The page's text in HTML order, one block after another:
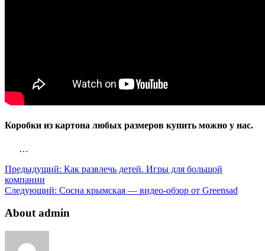
Коробки из картона любых размеров купить можно у нас.
…
Предыдущий: Как развлечь детей. Игры для большой
компании
Следующий: Сосна крымская — видео-обзор от Greensad
About admin